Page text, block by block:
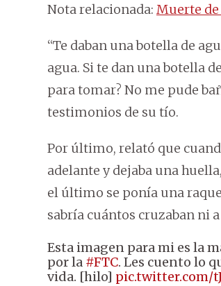
Nota relacionada: Muerte
“Te daban una botella de
agua. Si te dan una botella
para tomar? No me pude
testimonios de su tío.
Por último, relató que
adelante y dejaba una
el último se ponía una
sabría cuántos cruzaban ni
Esta imagen para mi es la
por la #FTC. Les cuento lo
vida. [hilo] pic.twitter.com/